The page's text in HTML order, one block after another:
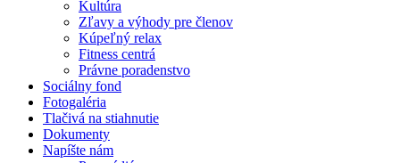
Kultúra
Zľavy a výhody pre členov
Kúpeľný relax
Fitness centrá
Právne poradenstvo
Sociálny fond
Fotogaléria
Tlačivá na stiahnutie
Dokumenty
Napíšte nám